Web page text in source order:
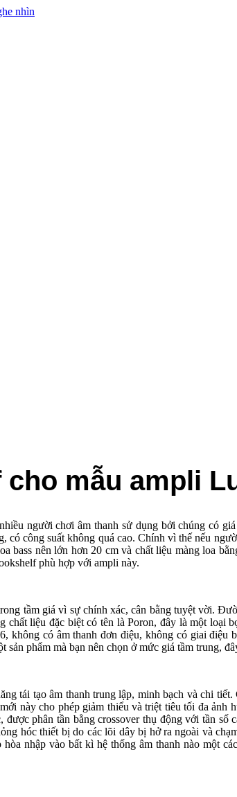
mẫu ampli
người chơi âm thanh sử dụng bởi chúng có
có công suất không quá cao. Chính vì thế nếu
nên lớn hơn 20 cm và chất liệu màng loa
phù hợp với ampli này.
tầm giá vì sự chính xác, cân bằng tuyệt vời.
chất liệu đặc biệt có tên là Poron, đây là một
không có âm thanh đơn điệu, không có giai
phẩm mà bạn nên chọn ở mức giá tầm trung,
tái tạo âm thanh trung lập, minh bạch và chi
này cho phép giảm thiểu và triệt tiêu tối đa ảnh
phân tần bằng crossover thụ động với tần
hóc thiết bị do các lõi dây bị hở ra ngoài và
nhập vào bất kì hệ thống âm thanh nào một